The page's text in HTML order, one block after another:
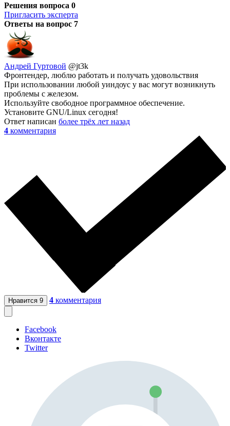
Решения вопроса 0
Пригласить эксперта
Ответы на вопрос 7
Андрей Гуртовой @jt3k
Фронтендер, люблю работать и получать удовольствия
При использовании любой уиндоус у вас могут возникнуть
проблемы с железом.
Используйте свободное программное обеспечение.
Установите GNU/Linux сегодня!
Ответ написан более трёх лет назад
4 комментария
Нравится 9 4 комментария
Facebook
Вконтакте
Twitter